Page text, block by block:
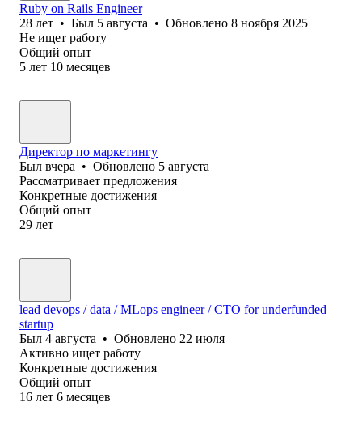
Ruby on Rails Engineer
28 лет • Был 5 августа • Обновлено 8 ноября 2025
Не ищет работу
Общий опыт
5 лет 10 месяцев
Директор по маркетингу
Был вчера • Обновлено 5 августа
Рассматривает предложения
Конкретные достижения
Общий опыт
29 лет
lead devops / data / MLops engineer / CTO for underfunded
startup
Был 4 августа • Обновлено 22 июля
Активно ищет работу
Конкретные достижения
Общий опыт
16 лет 6 месяцев